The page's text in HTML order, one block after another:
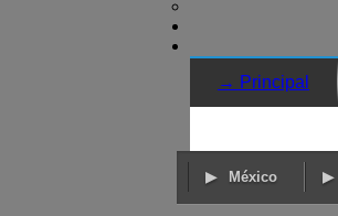
→ Principal
México